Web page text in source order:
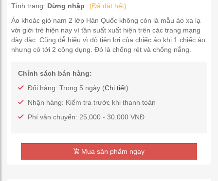
Tình trạng: Dừng nhập
(Đã đặt hết)
Áo khoác gió nam 2 lớp Hàn Quốc không còn là mẫu áo xa lạ
với giới trẻ hiện nay vì tần suất xuất hiện trên các trang mạng
dày đặc. Cũng dễ hiểu vì độ tiện lợi của chiếc áo khi 1 chiếc áo
nhưng có tới 2 công dụng. Đó là chống rét và chống nắng.
Chính sách bán hàng:
Đổi hàng: Trong 5 ngày (Chi tiết)
Nhận hàng: Kiểm tra trước khi thanh toán
Phí vận chuyển: 25,000 - 30,000 VNĐ
Mua sản phẩm ngay